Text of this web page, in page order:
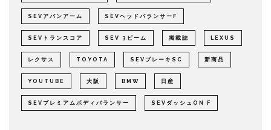
SEVアバンアーム SEVヘッドバランサーF
SEVトランスコア SEV 3ビーム 掲載誌 LEXUS
レクサス TOYOTA SEVブレーキSC 新商品
YOUTUBE 大阪 BMW 日産
SEVプレミアムボディバランサー SEVダッシュON F